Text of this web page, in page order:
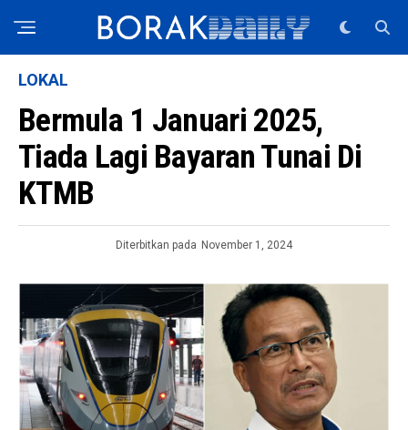
LOKAL
Bermula 1 Januari 2025,
Tiada Lagi Bayaran Tunai Di
KTMB
Diterbitkan pada November 1, 2024